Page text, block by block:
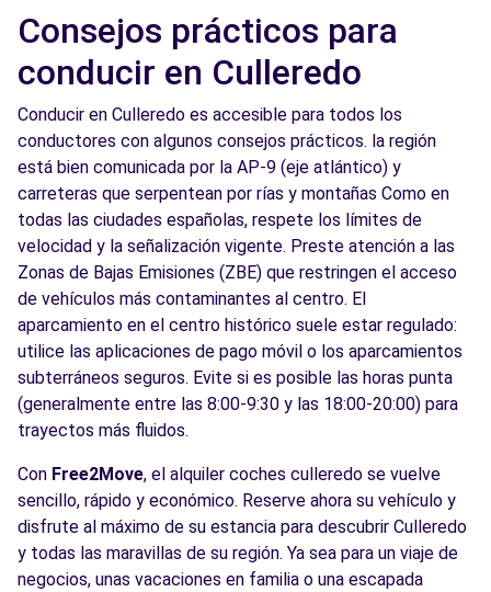
Consejos prácticos para
conducir en Culleredo
Conducir en Culleredo es accesible para todos los
conductores con algunos consejos prácticos. la región
está bien comunicada por la AP-9 (eje atlántico) y
carreteras que serpentean por rías y montañas Como en
todas las ciudades españolas, respete los límites de
velocidad y la señalización vigente. Preste atención a las
Zonas de Bajas Emisiones (ZBE) que restringen el acceso
de vehículos más contaminantes al centro. El
aparcamiento en el centro histórico suele estar regulado:
utilice las aplicaciones de pago móvil o los aparcamientos
subterráneos seguros. Evite si es posible las horas punta
(generalmente entre las 8:00-9:30 y las 18:00-20:00) para
trayectos más fluidos.
Con Free2Move, el alquiler coches culleredo se vuelve
sencillo, rápido y económico. Reserve ahora su vehículo y
disfrute al máximo de su estancia para descubrir Culleredo
y todas las maravillas de su región. Ya sea para un viaje de
negocios, unas vacaciones en familia o una escapada